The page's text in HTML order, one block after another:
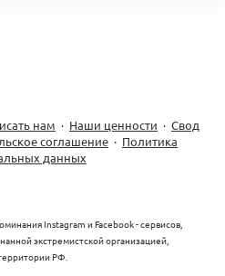
нам · Наши ценности · Свод
соглашение · Политика
данных
Instagram и Facebook - сервисов,
экстремистской организацией,
РФ.